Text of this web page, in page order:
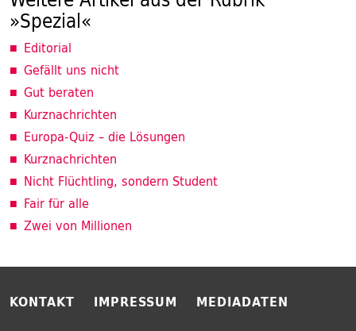
»Spezial«
Editorial
Gefällt uns nicht
Gut beraten
Kurznachrichten
Europa-Quiz – die Lösungen
Kurznachrichten
Nicht Flüchtling, sondern Student
Fair für alle
Zwei von Millionen
KONTAKT IMPRESSUM
MEDIADATEN